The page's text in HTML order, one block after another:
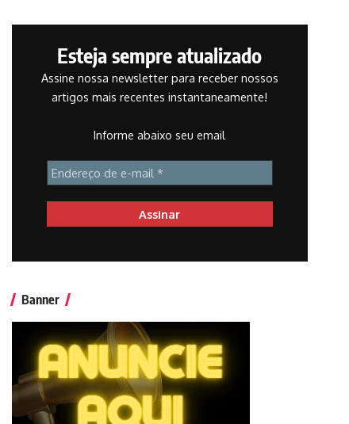
Esteja sempre atualizado
Assine nossa newsletter para receber nossos
artigos mais recentes instantaneamente!
Informe abaixo seu email
Banner